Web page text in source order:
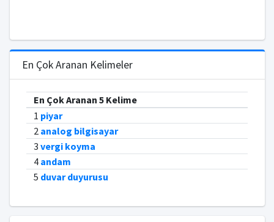
En Çok Aranan Kelimeler
En Çok Aranan 5 Kelime
1 piyar
2 analog bilgisayar
3 vergi koyma
4 andam
5 duvar duyurusu